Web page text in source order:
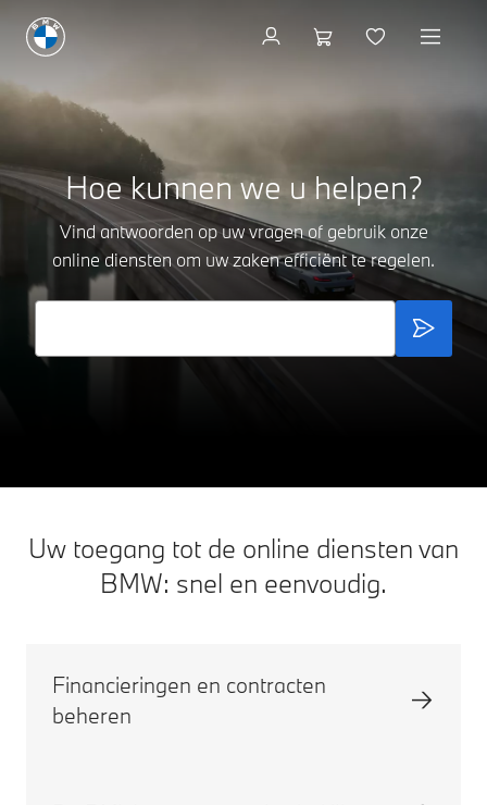
Hoe kunnen we u helpen?
Vind antwoorden op uw vragen of gebruik onze
online diensten om uw zaken efficiënt te regelen.
Hoe update ik de kaart van het navigatiesysteem?
Uw toegang tot de online diensten van
BMW: snel en eenvoudig.
Financieringen en contracten
beheren